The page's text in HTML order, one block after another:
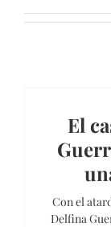
El
Con el
Delfina